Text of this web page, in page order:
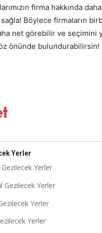
firma hakkında
Böylece firmaların
net görebilir ve seçimini
önünde bulundurabilirsin!
Yerler
Yerler
Gezilecek Yerler
Yerler
Yerler